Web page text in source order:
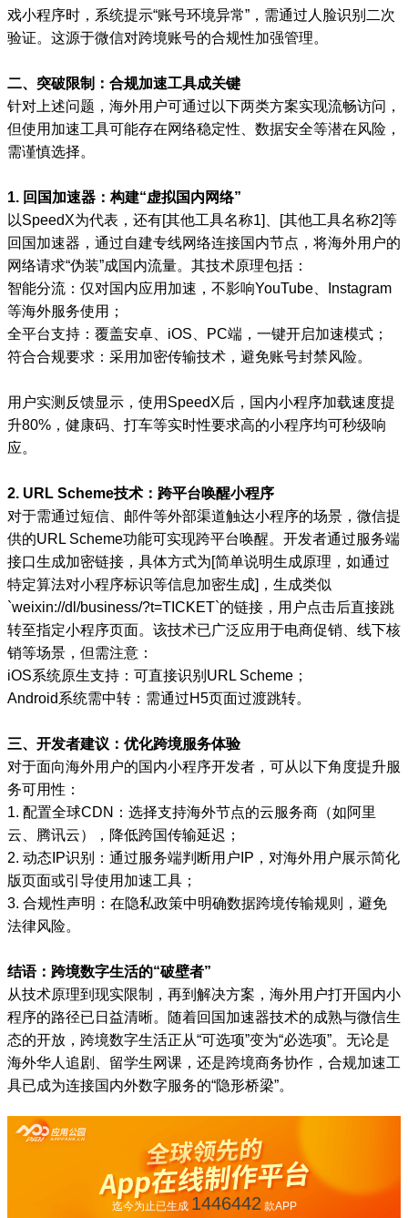
戏小程序时，系统提示“账号环境异常”，需通过人脸识别二次
验证。这源于微信对跨境账号的合规性加强管理。
二、突破限制：合规加速工具成关键
针对上述问题，海外用户可通过以下两类方案实现流畅访问，
但使用加速工具可能存在网络稳定性、数据安全等潜在风险，
需谨慎选择。
1. 回国加速器：构建“虚拟国内网络”
以SpeedX为代表，还有[其他工具名称1]、[其他工具名称2]等
回国加速器，通过自建专线网络连接国内节点，将海外用户的
网络请求“伪装”成国内流量。其技术原理包括：
智能分流：仅对国内应用加速，不影响YouTube、Instagram
等海外服务使用；
全平台支持：覆盖安卓、iOS、PC端，一键开启加速模式；
符合合规要求：采用加密传输技术，避免账号封禁风险。
用户实测反馈显示，使用SpeedX后，国内小程序加载速度提
升80%，健康码、打车等实时性要求高的小程序均可秒级响
应。
2. URL Scheme技术：跨平台唤醒小程序
对于需通过短信、邮件等外部渠道触达小程序的场景，微信提
供的URL Scheme功能可实现跨平台唤醒。开发者通过服务端
接口生成加密链接，具体方式为[简单说明生成原理，如通过
特定算法对小程序标识等信息加密生成]，生成类似
`weixin://dl/business/?t=TICKET`的链接，用户点击后直接跳
转至指定小程序页面。该技术已广泛应用于电商促销、线下核
销等场景，但需注意：
iOS系统原生支持：可直接识别URL Scheme；
Android系统需中转：需通过H5页面过渡跳转。
三、开发者建议：优化跨境服务体验
对于面向海外用户的国内小程序开发者，可从以下角度提升服
务可用性：
1. 配置全球CDN：选择支持海外节点的云服务商（如阿里
云、腾讯云），降低跨国传输延迟；
2. 动态IP识别：通过服务端判断用户IP，对海外用户展示简化
版页面或引导使用加速工具；
3. 合规性声明：在隐私政策中明确数据跨境传输规则，避免
法律风险。
结语：跨境数字生活的“破壁者”
从技术原理到现实限制，再到解决方案，海外用户打开国内小
程序的路径已日益清晰。随着回国加速器技术的成熟与微信生
态的开放，跨境数字生活正从“可选项”变为“必选项”。无论是
海外华人追剧、留学生网课，还是跨境商务协作，合规加速工
具已成为连接国内外数字服务的“隐形桥梁”。
迄今为止已生成 1446442 款APP